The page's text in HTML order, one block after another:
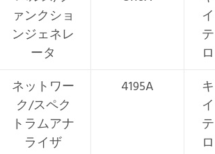
ァンクショ
ンジェネレ
ータ
ネットワー
ク/スペク
トラムアナ
ライザ
4195A